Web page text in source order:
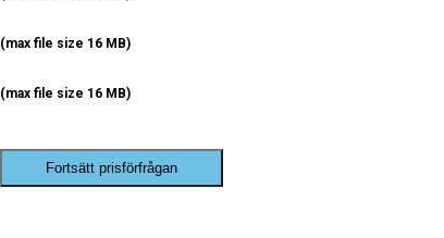
(max file size 16 MB)
(max file size 16 MB)
Fortsätt prisförfrågan